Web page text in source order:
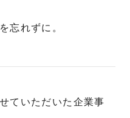
忘れずに。
ていただいた企業事